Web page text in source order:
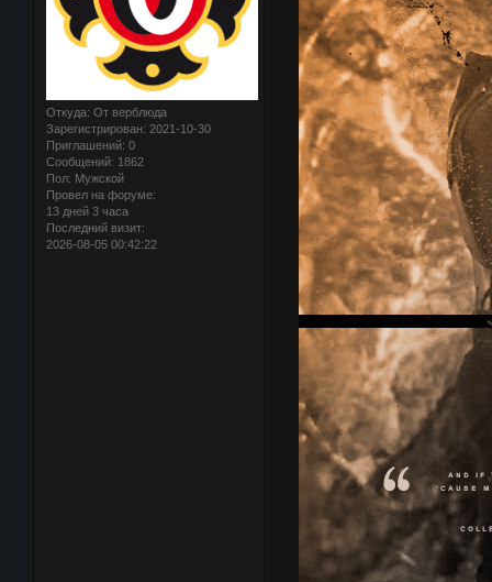
Откуда: От верблюда
Зарегистрирован: 2021-10-30
Приглашений: 0
Сообщений: 1862
Пол: Мужской
Провел на форуме:
13 дней 3 часа
Последний визит:
2026-08-05 00:42:22